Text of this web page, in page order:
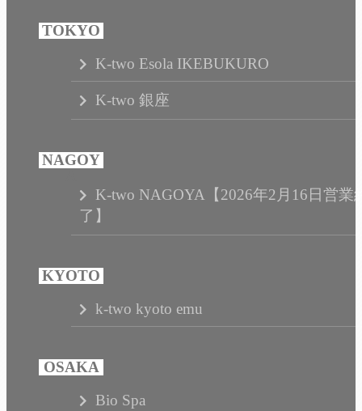
K-two Esola IKEBUKURO
K-two 銀座
K-two NAGOYA【2026年2月16日営業
了】
k-two kyoto emu
Bio Spa